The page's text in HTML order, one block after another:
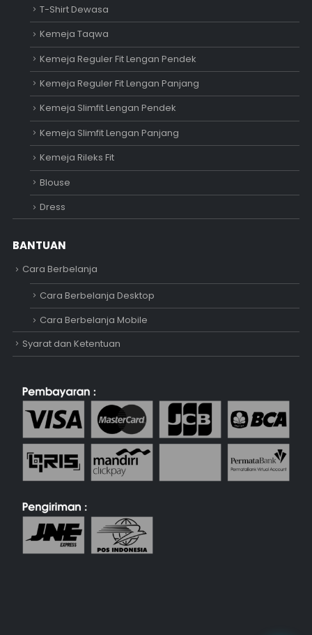
T-Shirt Dewasa
Kemeja Taqwa
Kemeja Reguler Fit Lengan Pendek
Kemeja Reguler Fit Lengan Panjang
Kemeja Slimfit Lengan Pendek
Kemeja Slimfit Lengan Panjang
Kemeja Rileks Fit
Blouse
Dress
BANTUAN
Cara Berbelanja
Cara Berbelanja Desktop
Cara Berbelanja Mobile
Syarat dan Ketentuan